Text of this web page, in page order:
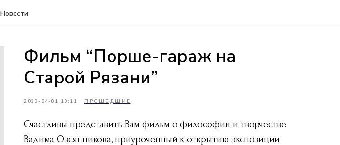
Новости
Фильм “Порше-гараж на
Старой Рязани”
2023-04-01 10:11 ПРОШЕДШИЕ
Счастливы представить Вам фильм о философии и творчестве
Вадима Овсянникова, приуроченный к открытию экспозиции